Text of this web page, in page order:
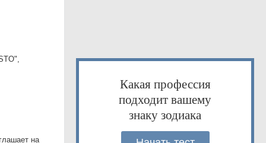
на
Какая профессия
подходит вашему
знаку зодиака